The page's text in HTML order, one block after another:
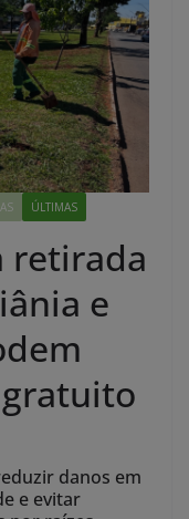
ÚLTIMAS
retirada
e
danos em
e evitar